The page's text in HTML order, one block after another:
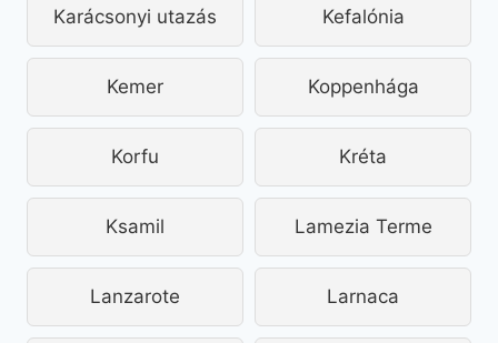
Karácsonyi utazás Kefalónia
Kemer Koppenhága
Korfu Kréta
Ksamil Lamezia Terme
Lanzarote Larnaca